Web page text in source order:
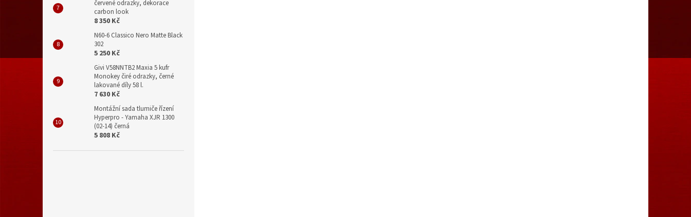
červené odrazky, dekorace
carbon look
8 350 Kč
N60-6 Classico Nero Matte Black
302
5 250 Kč
Givi V58NNTB2 Maxia 5 kufr
Monokey čiré odrazky, černé
lakované díly 58 l.
7 630 Kč
Montážní sada tlumiče řízení
Hyperpro - Yamaha XJR 1300
(02-14) černá
5 808 Kč